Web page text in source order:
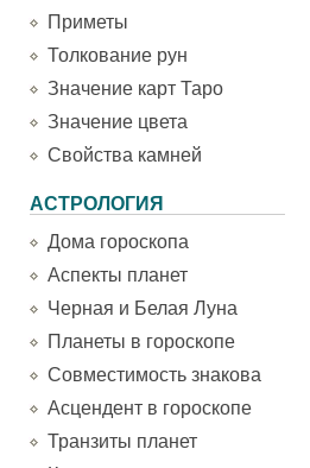
Приметы
Толкование рун
Значение карт Таро
Значение цвета
Свойства камней
АСТРОЛОГИЯ
Дома гороскопа
Аспекты планет
Черная и Белая Луна
Планеты в гороскопе
Совместимость знакова
Асцендент в гороскопе
Транзиты планет